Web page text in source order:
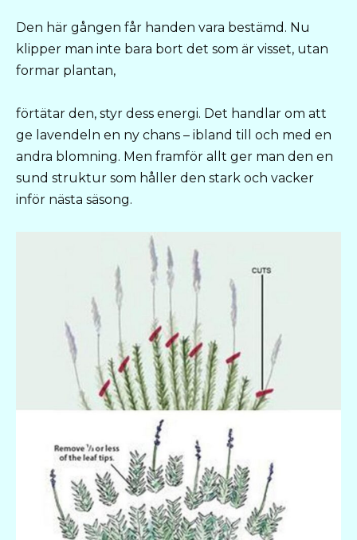
Den här gången får handen vara bestämd. Nu
klipper man inte bara bort det som är visset, utan
formar plantan,
förtätar den, styr dess energi. Det handlar om att
ge lavendeln en ny chans – ibland till och med en
andra blomning. Men framför allt ger man den en
sund struktur som håller den stark och vacker
inför nästa säsong.